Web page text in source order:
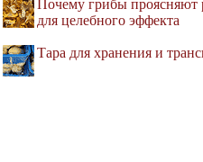
Почему грибы проясняют
для целебного эффекта
Тара для хранения и